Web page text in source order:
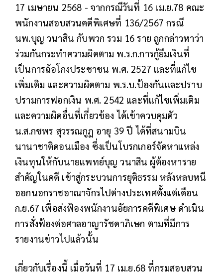
17 เมษายน 2568 - จากกรณีวันที่ 16 เม.ย.78 คณะ
พนักงานสอบสวนคดีพิเศษที่ 136/2567 กรณี
นพ.บุญ วนาสิน กับพวก รวม 16 ราย ถูกกล่าวหาว่า
ร่วมกันกระทำความผิดตาม พ.ร.ก.การกู้ยืมเงินที่
เป็นการฉ้อโกงประชาชน พ.ศ. 2527 และที่แก้ไข
เพิ่มเติม และความผิดตาม พ.ร.บ.ป้องกันและปราบ
ปรามการฟอกเงิน พ.ศ. 2542 และที่แก้ไขเพิ่มเติม
และความผิดอื่นที่เกี่ยวข้อง ได้เข้าควบคุมตัว
น.ส.กชพร สุวรรณกูฎ อายุ 39 ปี ได้ที่สนามบิน
นานาชาติดอนเมือง ซึ่งเป็นโบรกเกอร์จัดหาแหล่ง
เงินทุนให้กับนายแพทย์บุญ วนาสิน ผู้ต้องหาราย
สำคัญในคดี เข้าสู่กระบวนการยุติธรรม หลังหลบหนี
ออกนอกราชอาณาจักรไปต่างประเทศตั้งแต่เดือน
ก.ย.67 เพื่อส่งฟ้องพนักงานอัยการคดีพิเศษ ดำเนิน
การสั่งฟ้องต่อศาลอาญารัชดาภิเษก ตามที่มีการ
รายงานข่าวไปแล้วนั้น
เกี่ยวกับเรื่องนี้ เมื่อวันที่ 17 เม.ย.68 ที่กรมสอบสวน